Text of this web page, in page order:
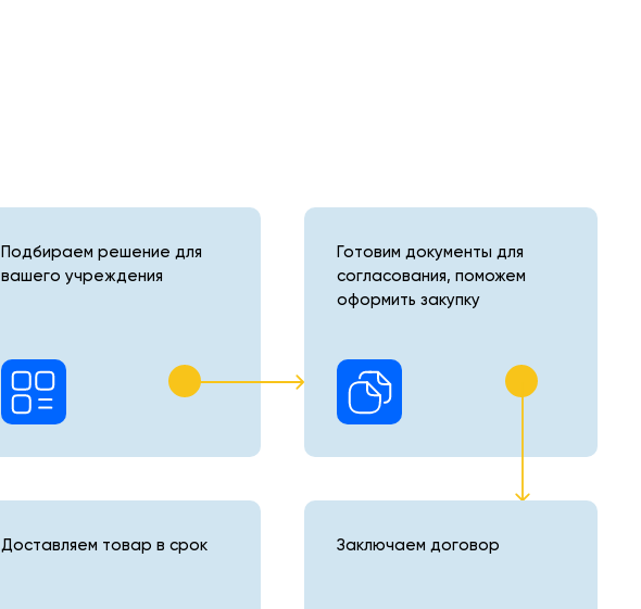
Подбираем решение для
вашего учреждения
Готовим документы для
согласования, поможем
оформить закупку
Доставляем товар в срок Заключаем договор